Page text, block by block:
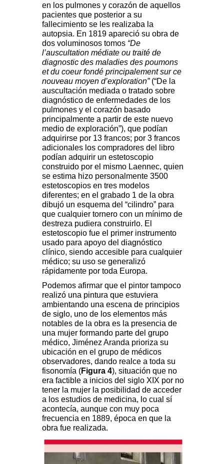
en los pulmones y corazón de aquellos
pacientes que posterior a su
fallecimiento se les realizaba la
autopsia. En 1819 apareció su obra de
dos voluminosos tomos “De
l’auscultation médiate ou traité de
diagnostic des maladies des poumons
et du coeur fondé principalement sur ce
nouveau moyen d’exploration”(“De la
auscultación mediada o tratado sobre
diagnóstico de enfermedades de los
pulmones y el corazón basado
principalmente a partir de este nuevo
medio de exploración”), que podían
adquirirse por 13 francos; por 3 francos
adicionales los compradores del libro
podían adquirir un estetoscopio
construido por el mismo Laennec, quien
se estima hizo personalmente 3500
estetoscopios en tres modelos
diferentes; en el grabado 1 de la obra
dibujó un esquema del “cilindro” para
que cualquier tornero con un mínimo de
destreza pudiera construirlo. El
estetoscopio fue el primer instrumento
usado para apoyo del diagnóstico
clínico, siendo accesible para cualquier
médico; su uso se generalizó
rápidamente por toda Europa.
Podemos afirmar que el pintor tampoco
realizó una pintura que estuviera
ambientando una escena de principios
de siglo, uno de los elementos más
notables de la obra es la presencia de
una mujer formando parte del grupo
médico, Jiménez Aranda prioriza su
ubicación en el grupo de médicos
observadores, dando realce a toda su
fisonomía (Figura 4), situación que no
era factible a inicios del siglo XIX por no
tener la mujer la posibilidad de acceder
a los estudios de medicina, lo cual sí
acontecía, aunque con muy poca
frecuencia en 1889, época en que la
obra fue realizada.